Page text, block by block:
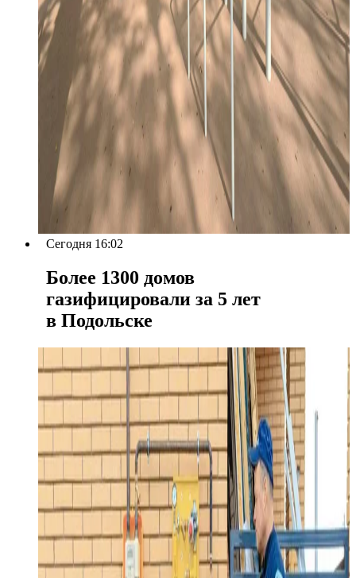
Сегодня 16:02
Более 1300 домов
газифицировали за 5 лет
в Подольске